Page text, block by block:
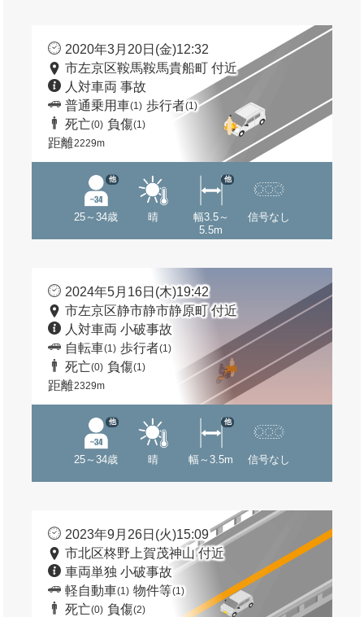
2020年3月20日(金)12:32
市左京区鞍馬鞍馬貴船町 付近
人対車両 事故
普通乗用車(1) 歩行者(1)
死亡(0) 負傷(1)
距離2229m
25～34歳
他
晴
幅3.5～
5.5m
他
信号なし
2024年5月16日(木)19:42
市左京区静市静市静原町 付近
人対車両 小破事故
自転車(1) 歩行者(1)
死亡(0) 負傷(1)
距離2329m
25～34歳
他
晴 幅～3.5m
他
信号なし
2023年9月26日(火)15:09
市北区柊野上賀茂神山 付近
車両単独 小破事故
軽自動車(1) 物件等(1)
死亡(0) 負傷(2)